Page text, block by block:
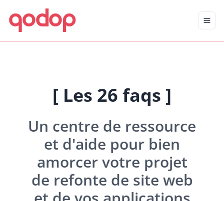
Aller au contenu principal
Aller au menu
qodop
[ Les 26 faqs ]
Un centre de ressource
et d'aide pour bien
amorcer votre projet
de refonte de site web